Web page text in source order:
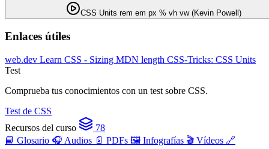
CSS Units rem em px % vh vw (Kevin Powell)
Enlaces útiles
web.dev Learn CSS - Sizing MDN length CSS-Tricks: CSS Units
Test
Comprueba tus conocimientos con un test sobre CSS.
Test de CSS
Recursos del curso
78
📘 Glosario 🎧 Audios 📄 PDFs 🖼️ Infografías 🎬 Vídeos 🔗